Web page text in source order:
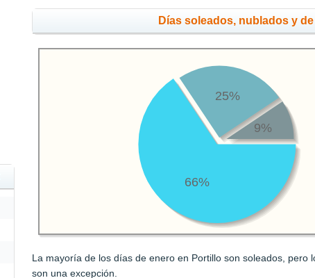
Días soleados, nublados y
66%
25%
9%
La mayoría de los días de enero en Portillo son soleados, pero
son una excepción.